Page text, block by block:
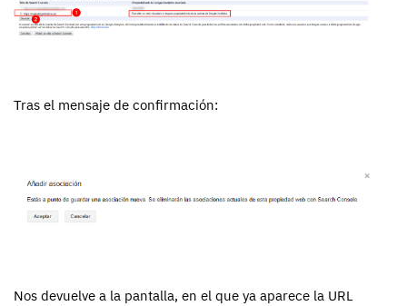
Tras el mensaje de confirmación:
Nos devuelve a la pantalla, en el que ya aparece la URL